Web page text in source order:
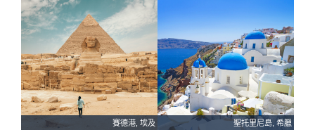
賽德港, 埃及 聖托里尼島, 希臘